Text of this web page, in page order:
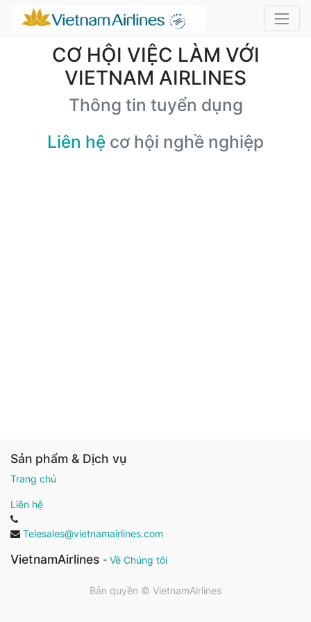
CƠ HỘI VIỆC LÀM VỚI
VIETNAM AIRLINES
Thông tin tuyển dụng
Liên hệ cơ hội nghề nghiệp
Sản phẩm & Dịch vụ
Trang chủ
Liên hệ
Telesales@vietnamairlines.com
VietnamAirlines - Về Chúng tôi
Bản quyền © VietnamAirlines